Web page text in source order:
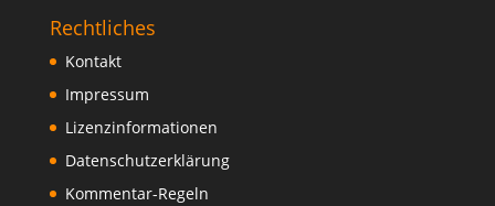
Rechtliches
Kontakt
Impressum
Lizenzinformationen
Datenschutzerklärung
Kommentar-Regeln